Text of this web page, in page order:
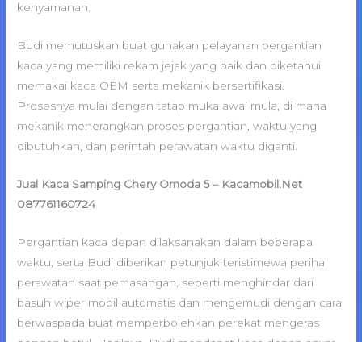
kenyamanan.
Budi memutuskan buat gunakan pelayanan pergantian
kaca yang memiliki rekam jejak yang baik dan diketahui
memakai kaca OEM serta mekanik bersertifikasi.
Prosesnya mulai dengan tatap muka awal mula, di mana
mekanik menerangkan proses pergantian, waktu yang
dibutuhkan, dan perintah perawatan waktu diganti.
Jual Kaca Samping Chery Omoda 5 – Kacamobil.Net
087761160724
Pergantian kaca depan dilaksanakan dalam beberapa
waktu, serta Budi diberikan petunjuk teristimewa perihal
perawatan saat pemasangan, seperti menghindar dari
basuh wiper mobil automatis dan mengemudi dengan cara
berwaspada buat memperbolehkan perekat mengeras